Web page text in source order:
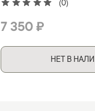
(0)
7 350 ₽
НЕТ В